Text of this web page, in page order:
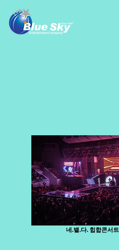
네.뱉.다. 힙합콘서트